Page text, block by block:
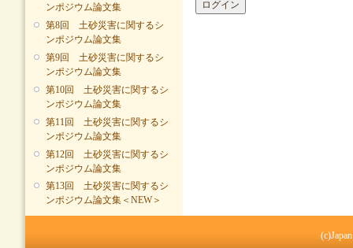
ンポジウム論文集
第8回 土砂災害に関するシ
ンポジウム論文集
第9回 土砂災害に関するシ
ンポジウム論文集
第10回 土砂災害に関するシ
ンポジウム論文集
第11回 土砂災害に関するシ
ンポジウム論文集
第12回 土砂災害に関するシ
ンポジウム論文集
第13回 土砂災害に関するシ
ンポジウム論文集＜NEW＞